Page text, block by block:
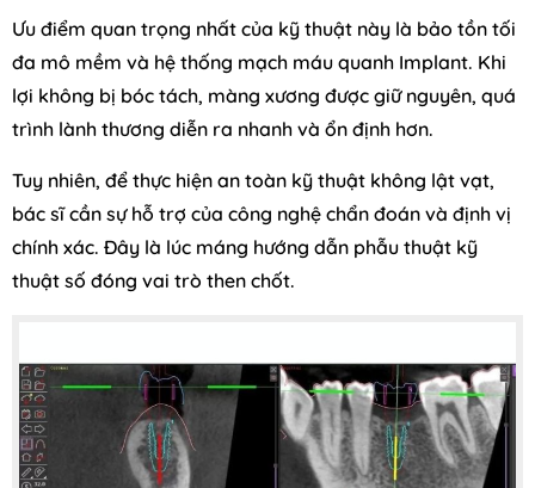
Ưu điểm quan trọng nhất của kỹ thuật này là bảo tồn tối
đa mô mềm và hệ thống mạch máu quanh Implant. Khi
lợi không bị bóc tách, màng xương được giữ nguyên, quá
trình lành thương diễn ra nhanh và ổn định hơn.
Tuy nhiên, để thực hiện an toàn kỹ thuật không lật vạt,
bác sĩ cần sự hỗ trợ của công nghệ chẩn đoán và định vị
chính xác. Đây là lúc máng hướng dẫn phẫu thuật kỹ
thuật số đóng vai trò then chốt.